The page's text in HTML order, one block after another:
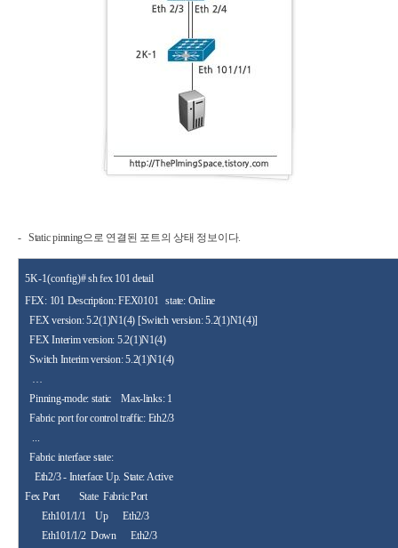
- Static pinning으로 연결된 포트의 상태 정보이다.
5K-1(config)#sh fex 101detail
FEX: 101 Description: FEX0101
state: Online
FEX version: 5.2(1)N1(4) [Switch version: 5.2(1)N1(4)]
FEX Interim version: 5.2(1)N1(4)
Switch Interim version: 5.2(1)N1(4)
…
Pinning-mode: static
Max-links: 1
Fabric port for control traffic: Eth2/3
...
Fabric interface state:
Eth2/3- Interface Up. State:Active
Fex Port State Fabric Port
Eth101/1/1
Up
Eth2/3
Eth101/1/2 Down
Eth2/3